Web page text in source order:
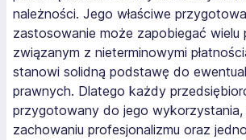
należności. Jego właściwe
zastosowanie może zapobiegać wielu
związanym z nieterminowymi
stanowi solidną podstawę do
prawnych. Dlatego każdy
przygotowany do jego wykorzystania,
zachowaniu profesjonalizmu oraz